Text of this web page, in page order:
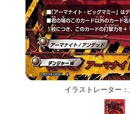
イラストレーター